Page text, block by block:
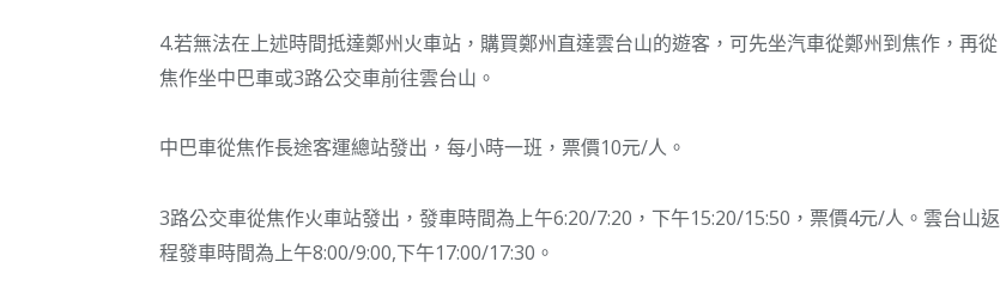
4.若無法在上述時間抵達鄭州火車站，購買鄭州直達雲台山的遊客，可先坐汽車從鄭州到焦作，再從
焦作坐中巴車或3路公交車前往雲台山。
中巴車從焦作長途客運總站發出，每小時一班，票價10元/人。
3路公交車從焦作火車站發出，發車時間為上午6:20/7:20，下午15:20/15:50，票價4元/人。雲台山返
程發車時間為上午8:00/9:00,下午17:00/17:30。